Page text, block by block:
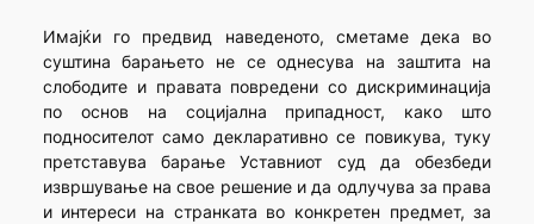
Имајќи го предвид наведеното, сметаме дека во
суштина барањето не се однесува на заштита на
слободите и правата повредени со дискриминација
по основ на социјална припадност, како што
подносителот само декларативно се повикува, туку
претставува барање Уставниот суд да обезбеди
извршување на свое решение и да одлучува за права
и интереси на странката во конкретен предмет, за